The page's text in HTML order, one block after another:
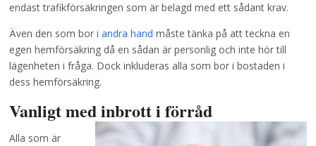
endast trafikförsäkringen som är belagd med ett sådant krav.
Även den som bori andra hand måste tänka på att teckna en
egen hemförsäkring då en sådan är personlig och inte hör till
lägenheten i fråga. Dock inkluderas alla som bor i bostaden i
dess hemförsäkring.
Vanligt med inbrott i förråd
Alla som är